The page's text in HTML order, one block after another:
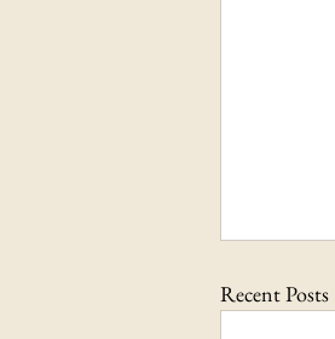
Recent Posts